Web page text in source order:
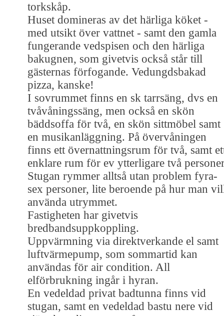
torkskåp.
Huset domineras av det härliga köket -
med utsikt över vattnet - samt den gamla
fungerande vedspisen och den härliga
bakugnen, som givetvis också står till
gästernas förfogande. Vedungdsbakad
pizza, kanske!
I sovrummet finns en sk tarrsäng, dvs en
tvåvåningssäng, men också en skön
bäddsoffa för två, en skön sittmöbel samt
en musikanläggning. På övervåningen
finns ett övernattningsrum för två, samt
enklare rum för ev ytterligare två
Stugan rymmer alltså utan problem fyra-
sex personer, lite beroende på hur man
använda utrymmet.
Fastigheten har givetvis
bredbandsuppkoppling.
Uppvärmning via direktverkande el samt
luftvärmepump, som sommartid kan
användas för air condition. All
elförbrukning ingår i hyran.
En vedeldad privat badtunna finns vid
stugan, samt en vedeldad bastu nere vid